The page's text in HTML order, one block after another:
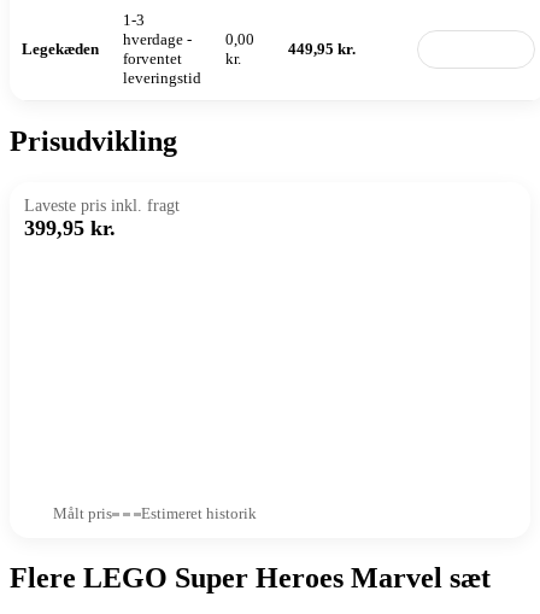
Legekæden
1-3
hverdage -
forventet
leveringstid
0,00
kr.
449,95 kr.
Prisudvikling
Laveste pris inkl. fragt
399,95 kr.
Målt pris Estimeret historik
Flere LEGO Super Heroes Marvel sæt